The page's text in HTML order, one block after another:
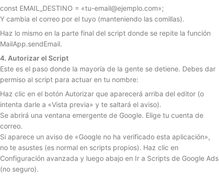
const EMAIL_DESTINO = «tu-email@ejemplo.com»;
Y cambia el correo por el tuyo (manteniendo las comillas).
Haz lo mismo en la parte final del script donde se repite la función
MailApp.sendEmail.
4. Autorizar el Script
Este es el paso donde la mayoría de la gente se detiene. Debes dar
permiso al script para actuar en tu nombre:
Haz clic en el botón Autorizar que aparecerá arriba del editor (o
intenta darle a «Vista previa» y te saltará el aviso).
Se abrirá una ventana emergente de Google. Elige tu cuenta de
correo.
Si aparece un aviso de «Google no ha verificado esta aplicación»,
no te asustes (es normal en scripts propios). Haz clic en
Configuración avanzada y luego abajo en Ir a Scripts de Google Ads
(no seguro).